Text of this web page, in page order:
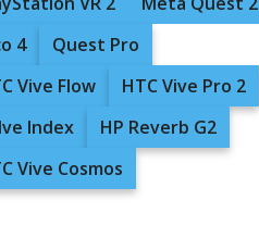
4
Quest Pro
Vive Flow
HTC Vive Pro 2
Index
HP Reverb G2
Vive Cosmos